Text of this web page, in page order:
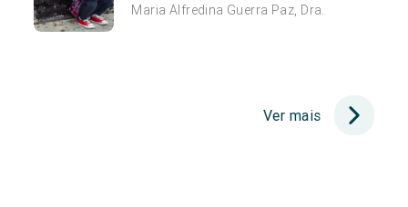
Maria Alfredina Guerra Paz, Dra.
Ver mais